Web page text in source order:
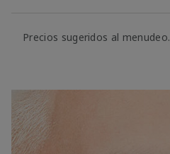
Precios sugeridos al menudeo.